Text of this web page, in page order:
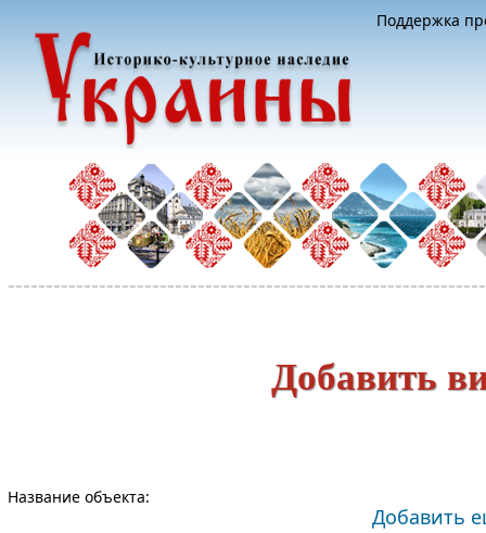
Поддержка
Добавить
Название объекта:
Добавить